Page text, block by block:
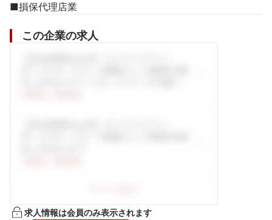
■損保代理店業
この企業の求人
求人情報は会員のみ表示されます